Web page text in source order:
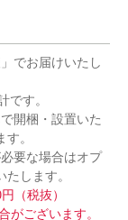
でお届けいたし
です。
開梱・設置いた
。
要な場合はオプ
します。
（税抜）
がございます。